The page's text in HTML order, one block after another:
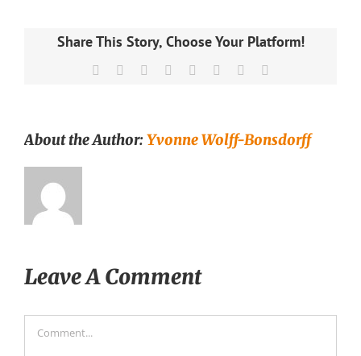
Share This Story, Choose Your Platform!
Facebook Reddit LinkedIn
TumblrPinterest
About the Author:Yvonne Wolff-Bonsdorff
Leave A Comment